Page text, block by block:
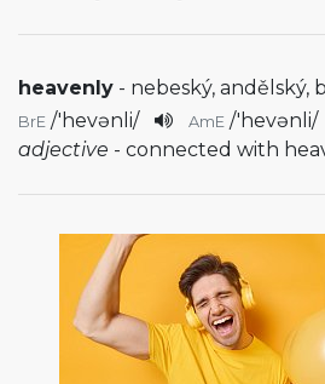
heavenly - nebeský, andělský,
BrE /'hevənli/ AmE /'hevənli/
adjective - connected with